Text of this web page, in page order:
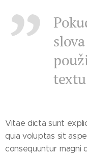
Vitae dicta sunt
quia voluptas sit
consequuntur magni